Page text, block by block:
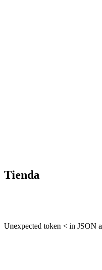
Tienda
Unexpected token < in JSON